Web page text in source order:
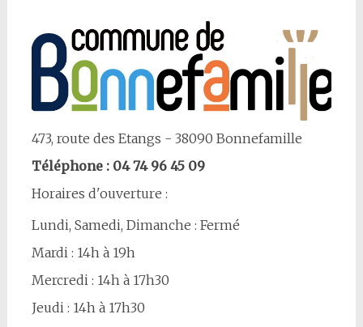
473, route des Etangs - 38090 Bonnefamille
Téléphone : 04 74 96 45 09
Horaires d'ouverture :
Lundi, Samedi, Dimanche : Fermé
Mardi : 14h à 19h
Mercredi : 14h à 17h30
Jeudi : 14h à 17h30